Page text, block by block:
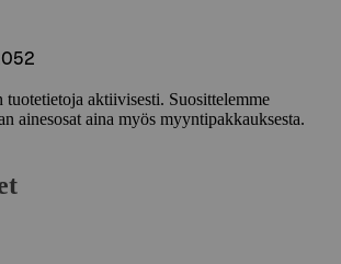
tuotetietoja aktiivisesti. Suosittelemme
ainesosat aina myös myyntipakkauksesta.